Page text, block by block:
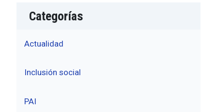
Categorías
Actualidad
Inclusión social
PAI